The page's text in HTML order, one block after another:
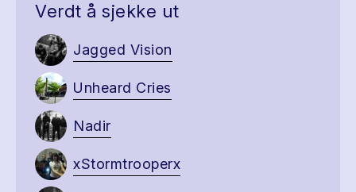
Verdt å sjekke ut
Jagged Vision
Unheard Cries
Nadir
xStormtrooperx